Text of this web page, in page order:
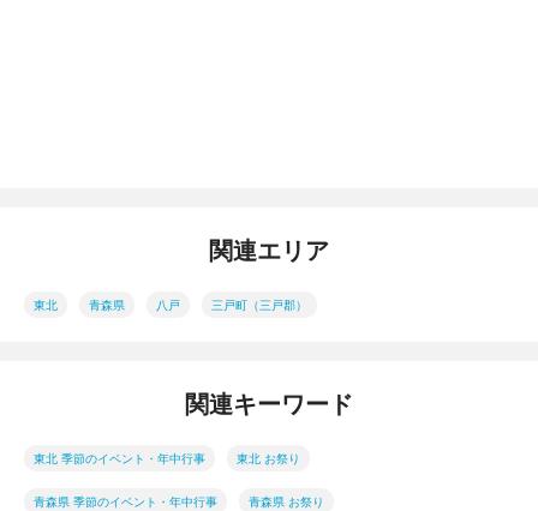
関連エリア
東北 青森県 八戸 三戸町（三戸郡）
関連キーワード
東北 季節のイベント・年中行事 東北 お祭り
青森県 季節のイベント・年中行事 青森県 お祭り